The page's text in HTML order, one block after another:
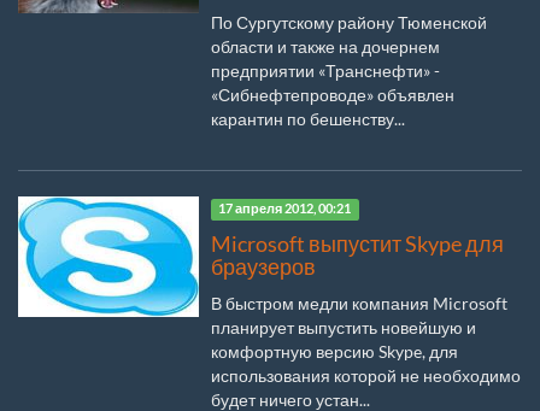
По Сургутскому району Тюменской
области и также на дочернем
предприятии «Транснефти» -
«Сибнефтепроводе» объявлен
карантин по бешенству...
17 апреля 2012, 00:21
Microsoft выпустит Skype для
браузеров
В быстром медли компания Microsoft
планирует выпустить новейшую и
комфортную версию Skype, для
использования которой не необходимо
будет ничего устан...